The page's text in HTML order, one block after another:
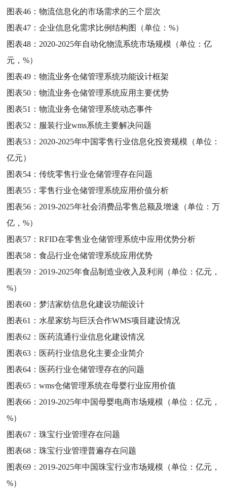
图表46：物流信息化的市场需求的三个层次
图表47：企业信息化需求比例结构图（单位：%）
图表48： 2020-2025年自动化物流系统市场规模（单位：亿
元，%）
图表49：物流业务仓储管理系统功能设计框架
图表50：物流业务仓储管理系统应用主要优势
图表51：物流业务仓储管理系统动态事件
图表52： 服装行业wms系统主要解决问题
图表53： 2020-2025年中国零售行业信息化投资规模（单位：
亿元）
图表54：传统零售行业仓储管理存在问题
图表55：零售行业仓储管理系统应用价值分析
图表56： 2019-2025年社会消费品零售总额及增速（单位：万
亿，%）
图表57：RFID在零售业仓储管理系统中应用优势分析
图表58：食品行业仓储管理系统应用优势
图表59： 2019-2025年食品制造业收入及利润（单位：亿元，
%）
图表60：梦洁家纺信息化建设功能设计
图表61： 水星家纺与巨沃合作WMS项目建设情况
图表62： 医药流通行业信息化建设情况
图表63： 医药行业信息化主要企业简介
图表64： 医药行业仓储管理存在的问题
图表65：wms仓储管理系统在母婴行业应用价值
图表66： 2019-2025年中国母婴电商市场规模（单位：亿元，
%）
图表67：珠宝行业管理存在问题
图表68：珠宝行业管理普遍存在问题
图表69： 2019-2025年中国珠宝行业市场规模（单位：亿元，
%）